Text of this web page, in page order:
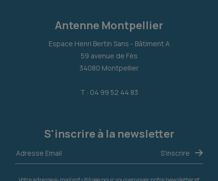
Antenne Montpellier
Espace Henri Bertin Sans - Bâtiment A
59 avenue de Fès
34080 Montpellier
T : 04 99 52 44 83
S'inscrire à la newsletter